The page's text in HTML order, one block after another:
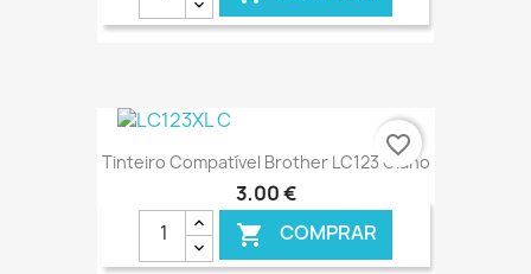
Tinteiro Compatível Brother LC123 Ciano
3,00 €
 COMPRAR
favorite_border